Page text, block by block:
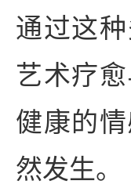
通过这
艺术疗
健康的
然发生。